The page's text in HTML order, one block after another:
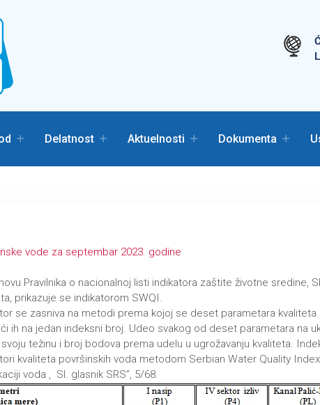
Delatnost Aktuelnosti Dokumenta
vode za septembar 2023. godine
Pravilnika o nacionalnoj listi indikatora zaštite životne sredine,
prikazuje se indikatorom SWQI.
se zasniva na metodi prema kojoj se deset parametara
ih na jedan indeksni broj. Udeo svakog od deset parametara na
težinu i broj bodova prema udelu u ugrožavanju kvaliteta.
kvaliteta površinskih voda metodom Serbian Water Quality
voda , Sl. glasnik SRS”, 5/68.